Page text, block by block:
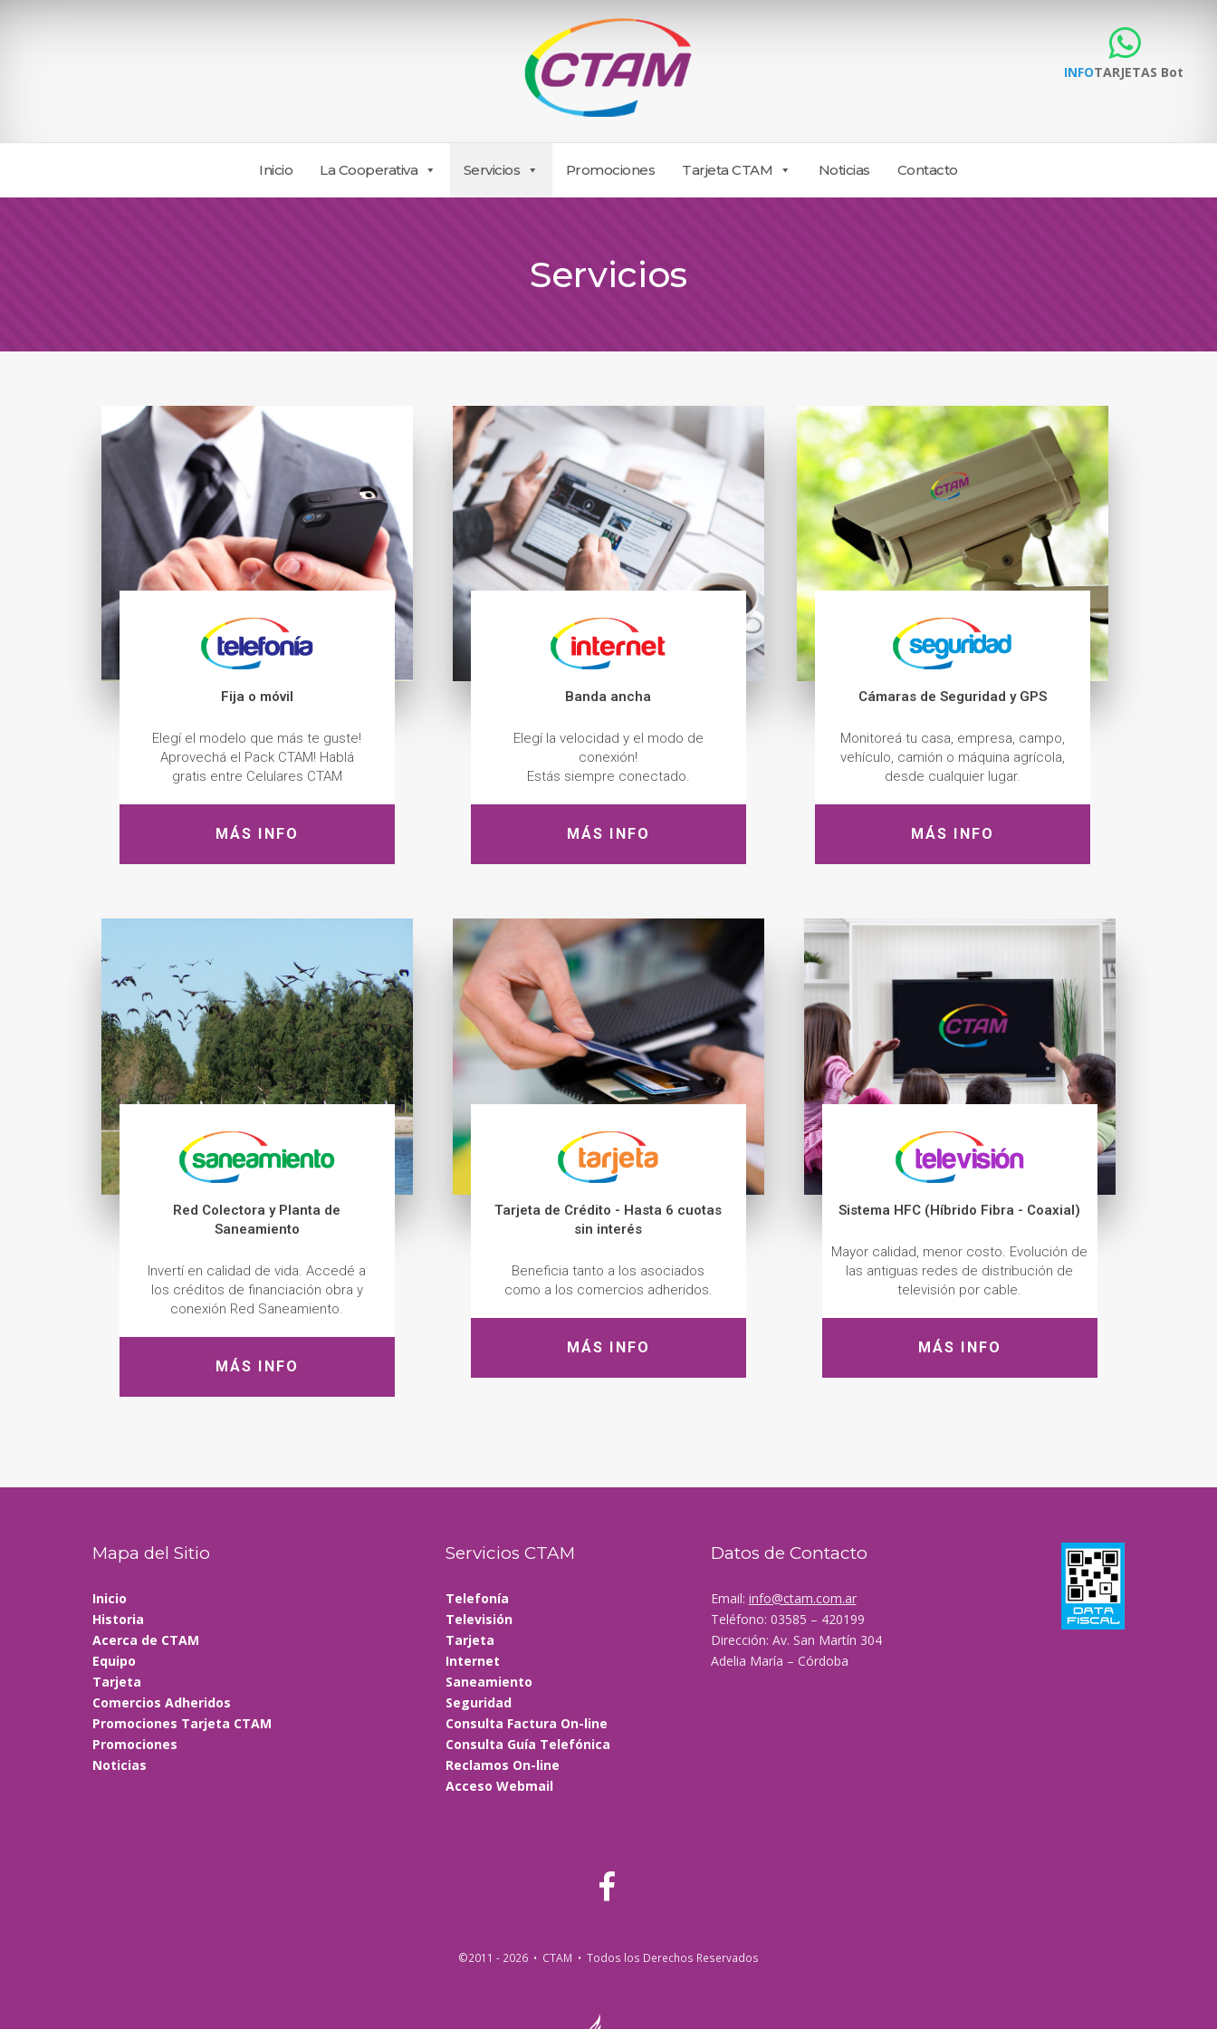
INFOTARJETAS Bot
Inicio La Cooperativa Servicios Promociones Tarjeta CTAM Noticias Contacto
Servicios
Fija o móvil
Elegí el modelo que más te guste!
Aprovechá el Pack CTAM! Hablá
gratis entre Celulares CTAM
MÁS INFO
Banda ancha
Elegí la velocidad y el modo de
conexión!
Estás siempre conectado.
MÁS INFO
Cámaras de Seguridad y GPS
Monitoreá tu casa, empresa, campo,
vehículo, camión o máquina agrícola,
desde cualquier lugar.
MÁS INFO
Red Colectora y Planta de
Saneamiento
Invertí en calidad de vida. Accedé a
los créditos de financiación obra y
conexión Red Saneamiento.
MÁS INFO
Tarjeta de Crédito - Hasta 6 cuotas
sin interés
Beneficia tanto a los asociados
como a los comercios adheridos.
MÁS INFO
Sistema HFC (Híbrido Fibra - Coaxial)
Mayor calidad, menor costo. Evolución de
las antiguas redes de distribución de
televisión por cable.
MÁS INFO
Mapa del Sitio
Inicio
Historia
Acerca de CTAM
Equipo
Tarjeta
Comercios Adheridos
Promociones Tarjeta CTAM
Promociones
Noticias
Servicios CTAM
Telefonía
Televisión
Tarjeta
Internet
Saneamiento
Seguridad
Consulta Factura On-line
Consulta Guía Telefónica
Reclamos On-line
Acceso Webmail
Datos de Contacto
Email: info@ctam.com.ar
Teléfono: 03585 – 420199
Dirección: Av. San Martín 304
Adelia María – Córdoba
©2011 - 2026 • CTAM • Todos los Derechos Reservados